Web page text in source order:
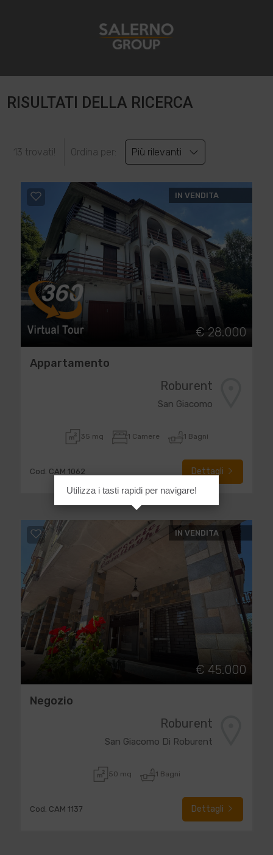
RISULTATI DELLA RICERCA
13 trovati! Ordina per: Più rilevanti
IN VENDITA
€ 28.000
Appartamento
Roburent
San Giacomo
35 mq 1 Camere 1 Bagni
Cod. CAM 1062 Dettagli
IN VENDITA
€ 45.000
Negozio
Roburent
San Giacomo Di Roburent
50 mq 1 Bagni
Cod. CAM 1137 Dettagli
Utilizza i tasti rapidi per navigare!